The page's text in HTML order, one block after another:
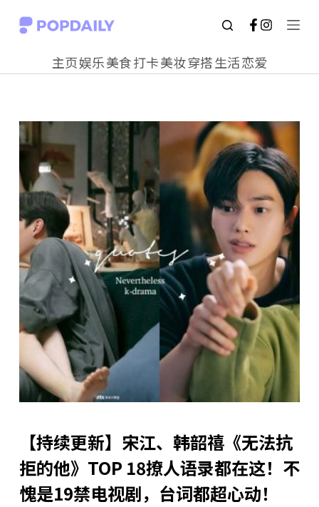
S
o
o
n
t
e
n
t
主页娱乐美食打卡美妆穿搭生活恋爱
【持续更新】宋江、韩韶禧《无法抗
拒的他》TOP 18撩人语录都在这！不
愧是19禁电视剧，台词都超心动！